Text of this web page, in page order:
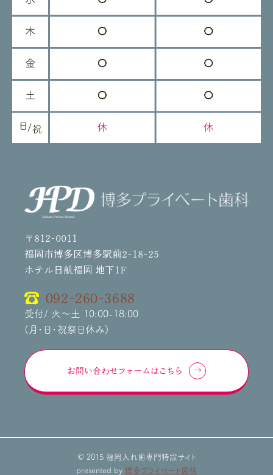
〒812-0011
福岡市博多区博多駅前2-18-25
ホテル日航福岡 地下1F
092-260-3688
受付/ 火～土 10:00-18:00
(月・日・祝祭日休み)
お問い合わせフォームはこちら
© 2015 福岡入れ歯専門特設サイト
presented by 博多プライベート歯科